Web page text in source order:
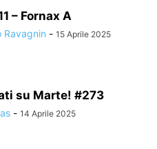
– Fornax A
Ravagnin - 15 Aprile 2025
su Marte! #273
- 14 Aprile 2025